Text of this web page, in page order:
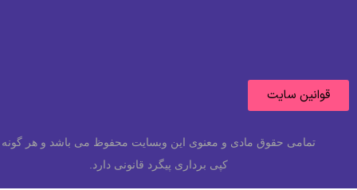
قوانین سایت
تمامی حقوق مادی و معنوی این وبسایت محفوظ می باشد و هر گونه
کپی برداری پیگرد قانونی دارد.